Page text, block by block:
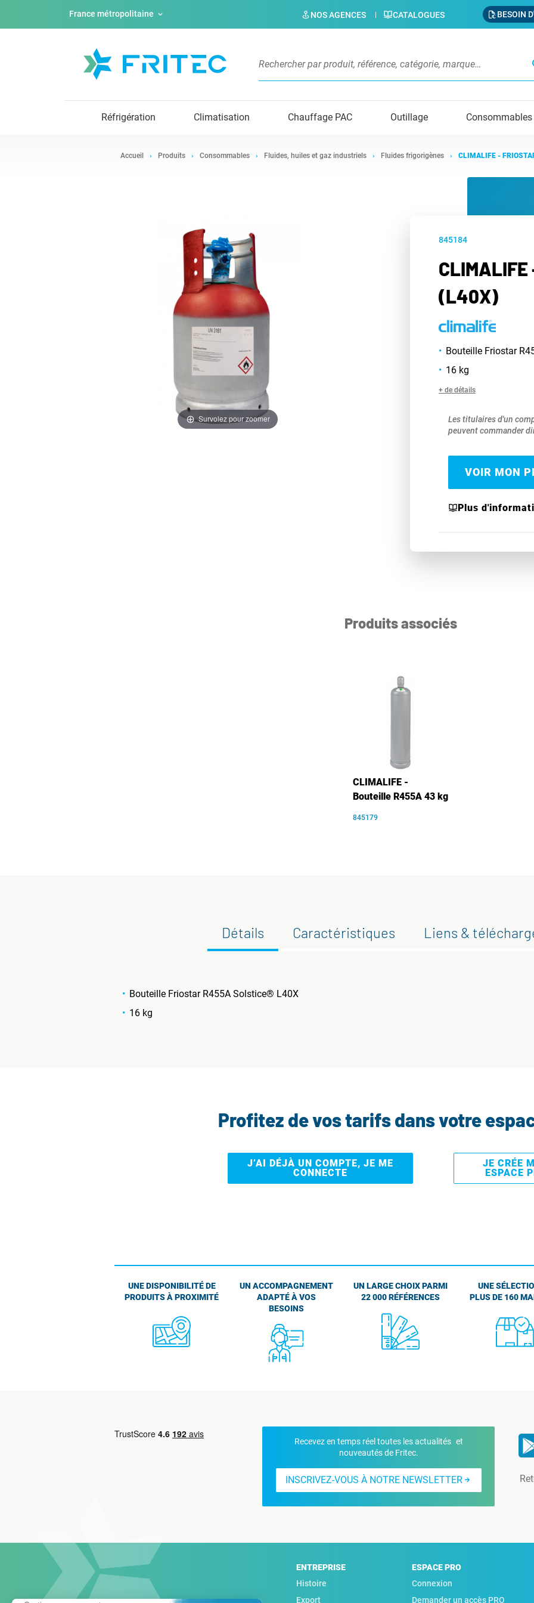
France métropolitaine NOS AGENCES CATALOGUES BESOIN
Réfrigération Climatisation Chauffage PAC Outillage Consommables
Accueil Produits Consommables Fluides, huiles et gaz industriels Fluides frigorigènes CLIMALIFE -
Survolez pour zoomer
845184
CLIMALIFE
(L40X)
Bouteille Friostar
16 kg
+ de détails
Les titulaires d'un
peuvent commander
VOIR MON
Plus
Produits associés
CLIMALIFE -
Bouteille R455A 43 kg
845179
Détails Caractéristiques Liens &
Bouteille Friostar R455A Solstice® L40X
16 kg
Profitez de vos tarifs dans votre
J’AI DÉJÀ UN COMPTE, JE ME
CONNECTE
JE CRÉE
ESPACE
UNE DISPONIBILITÉ DE
PRODUITS À PROXIMITÉ
UN ACCOMPAGNEMENT
ADAPTÉ À VOS
BESOINS
UN LARGE CHOIX PARMI
22 000 RÉFÉRENCES
UNE
PLUS DE 160
Recevez en temps réel toutes les actualités et
nouveautés de Fritec.
INSCRIVEZ-VOUS À NOTRE NEWSLETTER
ENTREPRISE
Histoire
Export
ESPACE PRO
Connexion
Demander un accès PRO